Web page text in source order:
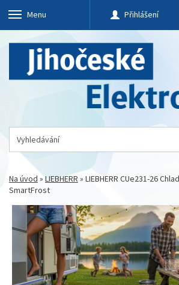
Menu Přihlášení
Na úvod »LIEBHERR » LIEBHERR CUe231-26
SmartFrost